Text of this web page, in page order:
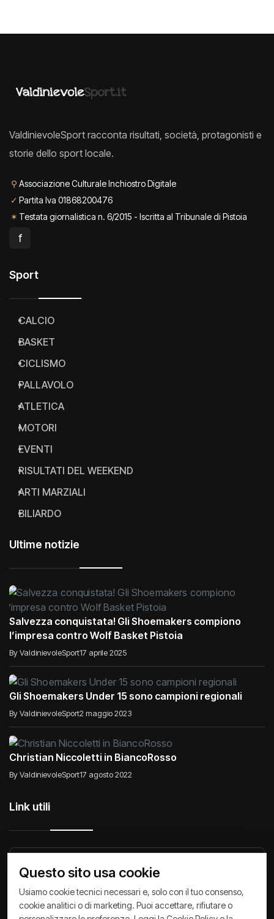
ValdinievoleSport racconta risultati, società, protagonisti e
storie dello sport locale.
⚲ Associazione Culturale Inchiostro Digitale
✓ Partita Iva 01868200476
✶ Testata giornalistica n. 6/2015 - Iscritta al Tribunale di Pistoia
f
Sport
CALCIO
BASKET
CICLISMO
PALLAVOLO
ATLETICA
MOTORI
EVENTI
RISULTATI DEL WEEKEND
ARTI MARZIALI
BILIARDO
Ultime notizie
Salvezza conquistata! Gli Shoemakers compiono
l’impresa contro Wolf Basket Pistoia
By ValdinievoleSport17 aprile 2025
Gli Shoemakers Under 15 sono campioni regionali
By ValdinievoleSport2 maggio 2023
Christian Niccoletti in BiancoRosso
By ValdinievoleSport17 agosto 2022
Link utili
Raccontiamo di Noi Comunicati
Privacy Policy Cookie Policy Archivio News
Questo sito usa cookie
Usiamo cookie tecnici necessari e, solo con il tuo consenso,
cookie analitici o di marketing. Puoi accettare, rifiutare o